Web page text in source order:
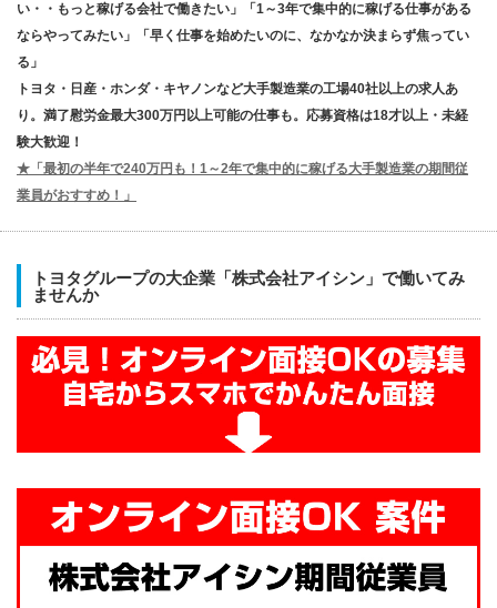
い・・もっと稼げる会社で働きたい」「1～3年で集中的に稼げる仕事がある
ならやってみたい」「早く仕事を始めたいのに、なかなか決まらず焦ってい
る」
トヨタ・日産・ホンダ・キヤノンなど大手製造業の工場40社以上の求人あ
り。満了慰労金最大300万円以上可能の仕事も。応募資格は18才以上・未経
験大歓迎！
★「最初の半年で240万円も！1～2年で集中的に稼げる大手製造業の期間従
業員がおすすめ！」
トヨタグループの大企業「株式会社アイシン」で働いてみ
ませんか